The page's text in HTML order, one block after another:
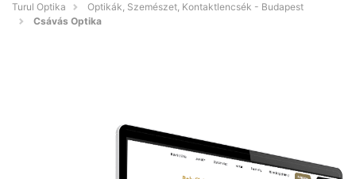
Turul Optika
Optikák, Szemészet, Kontaktlencsék - Budapest
Csávás Optika